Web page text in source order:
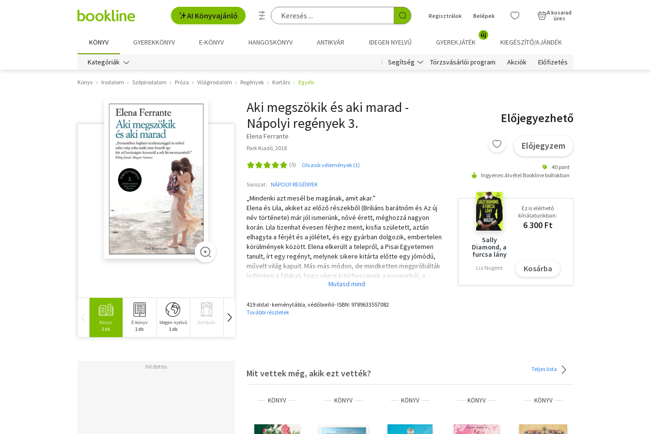
AI Könyvajánló Regisztrálok Belépek
A kosarad
üres
KÖNYV GYEREKKÖNYV E-KÖNYV HANGOSKÖNYV ANTIKVÁR IDEGEN NYELVŰ GYEREKJÁTÉK
új
KIEGÉSZÍTŐ/AJÁNDÉK
Kategóriák Segítség Törzsvásárlói program Akciók Előfizetés
Könyv Irodalom Szépirodalom Próza Világirodalom Regények Kortárs Egyéb
Könyv
3 db
E-könyv
1 db
Idegen nyelvű
1 db
Antikvár Hangoskönyv
Aki megszökik és aki marad -
Nápolyi regények 3.
Elena Ferrante
Park Kiadó, 2018
Olvasói vélemények (1)
Sorozat: NÁPOLYI REGÉNYEK
„Mindenki azt mesél be magának, amit akar.”
Elena és Lila, akiket az előző részekből (Briliáns barátnőm és Az új
név története) már jól ismerünk, nővé érett, méghozzá nagyon
korán. Lila tizenhat évesen férjhez ment, kisfia született, aztán
elhagyta a férjét és a jólétet, és egy gyárban dolgozik, embertelen
körülmények között. Elena elkerült a telepről, a Pisai Egyetemen
tanult, írt egy regényt, melynek sikere kitárta előtte egy jómódú,
művelt világ kapuit. Más-más módon, de mindketten megpróbálták
ledönteni a falakat, hogy végre kitörhessenek a nyomorból, a
tudatlanságból és a kilátástalanságból. A két lányt ezúttal a
fékezhetetlen lendülettel, korábban elképzelhetetlen remények,
kétségek, feszültségek, kihívások között. Továbbra is összeköti
atmoszférateremtő és korfestő képessége rendkívüli; szinte
érthetetlen, hogy ezt a nagyon erőteljes esztétikai hatást milyen
mondatokból építkezve éri el.” Kőrizs Imre, Magyar Narancs
zajos sikert aratnak, díjakat nyernek, de kiléte ismeretlen. Annyi
419 oldal･keménytábla, védőborító･ISBN: 9789633557082
További részletek
Előjegyezhető
Előjegyzem
40 pont
Ingyenes átvétel Bookline boltokban
Sally
Diamond, a
furcsa lány
Liz Nugent
Ez is elérhető
kínálatunkban:
6 300 Ft
Kosárba
Mit vettek még, akik ezt vették? Teljes lista
KÖNYV KÖNYV KÖNYV KÖNYV KÖNYV